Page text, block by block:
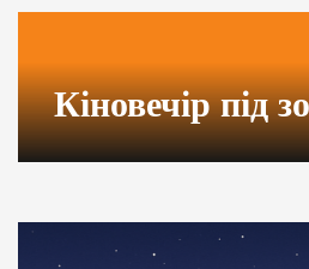
Кіновечір під